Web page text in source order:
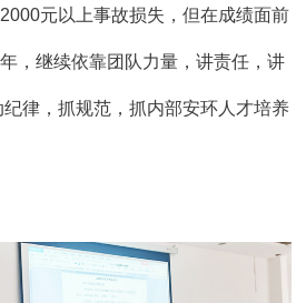
元以上事故损失，但在成绩面前
，继续依靠团队力量，讲责任，讲
律，抓规范，抓内部安环人才培养